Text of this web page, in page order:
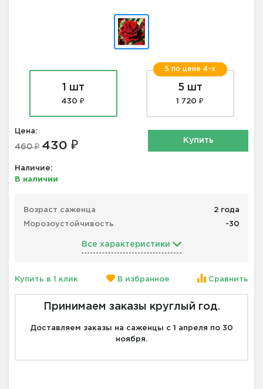
1 шт
430 ₽
5 по цене 4-х
5 шт
1 720 ₽
Цена:
460 ₽ 430 ₽
Наличие:
В наличии
Купить
Возраст саженца 2 года
Морозоустойчивость -30
Все характеристики
Купить в 1 клик В избранное Сравнить
Принимаем заказы круглый год.
Доставляем заказы на саженцы с 1 апреля по 30
ноября.